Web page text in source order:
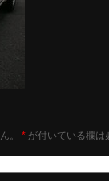
。 * が付いている欄は